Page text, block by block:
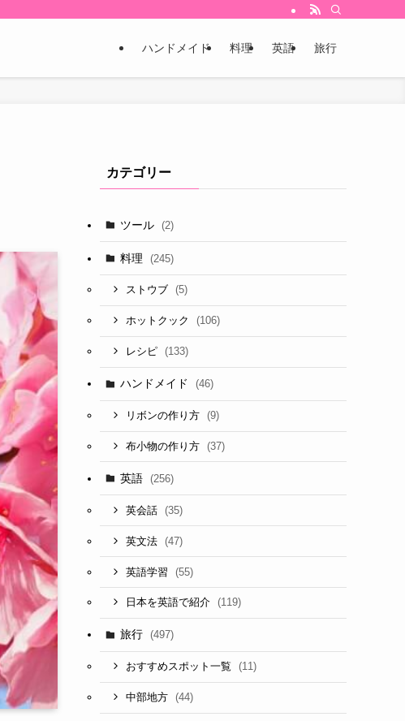
ハンドメイド 料理 英語 旅行
カテゴリー
ツール (2)
料理 (245)
ストウブ (5)
ホットクック (106)
レシピ (133)
ハンドメイド (46)
リボンの作り方 (9)
布小物の作り方 (37)
英語 (256)
英会話 (35)
英文法 (47)
英語学習 (55)
日本を英語で紹介 (119)
旅行 (497)
おすすめスポット一覧 (11)
中部地方 (44)